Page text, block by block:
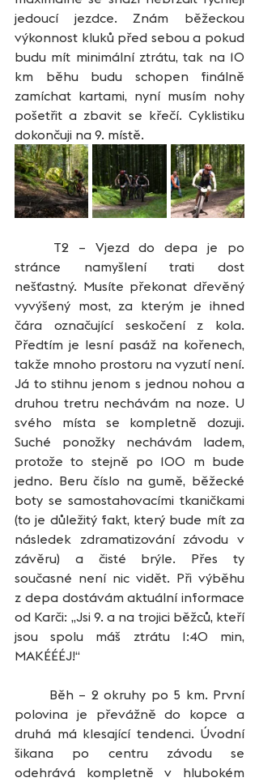
jedoucí jezdce. Znám běžeckou
výkonnost kluků před sebou a pokud
budu mít minimální ztrátu, tak na 10
km běhu budu schopen finálně
zamíchat kartami, nyní musím nohy
pošetřit a zbavit se křečí. Cyklistiku
dokončuji na 9. místě.
stránce namyšlení trati dost
nešťastný. Musíte překonat dřevěný
vyvýšený most, za kterým je ihned
čára označující seskočení z kola.
Předtím je lesní pasáž na kořenech,
takže mnoho prostoru na vyzutí není.
Já to stihnu jenom s jednou nohou a
druhou tretru nechávám na noze. U
svého místa se kompletně dozuji.
Suché ponožky nechávám ladem,
protože to stejně po 100 m bude
jedno. Beru číslo na gumě, běžecké
boty se samostahovacími tkaničkami
(to je důležitý fakt, který bude mít za
následek zdramatizování závodu v
závěru) a čisté brýle. Přes ty
současné není nic vidět. Při výběhu
z depa dostávám aktuální informace
od Karči: „Jsi 9. a na trojici běžců, kteří
jsou spolu máš ztrátu 1:40 min,
MAKÉÉÉJ!“
polovina je převážně do kopce a
druhá má klesající tendenci. Úvodní
šikana po centru závodu se
odehrává kompletně v hlubokém